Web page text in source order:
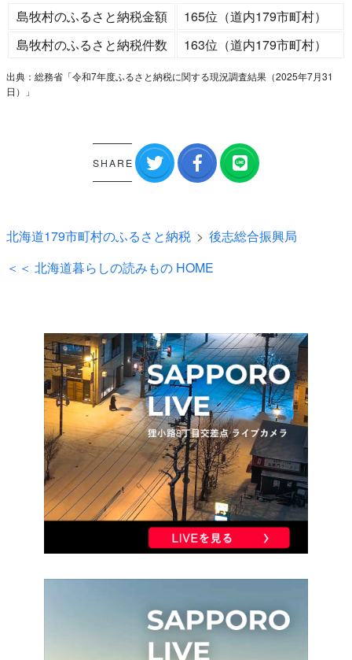
島牧村のふるさと納税金額
165位（道内179市町村）
島牧村のふるさと納税件数
163位（道内179市町村）
出典：総務省「令和7年度ふるさと納税に関する現況調査結果（2025年7月31
日）」
SHARE
北海道179市町村のふるさと納税
後志総合振興局
＜＜ 北海道暮らしの読みもの HOME